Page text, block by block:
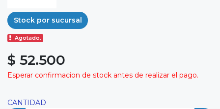
Stock por sucursal
Agotado.
$ 52.500
Esperar confirmacion de stock antes de realizar el pago.
CANTIDAD